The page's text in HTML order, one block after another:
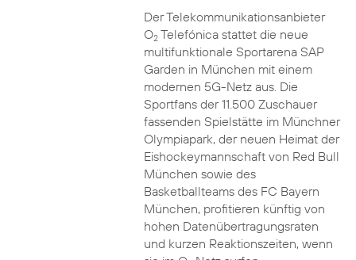
Der Telekommunikationsanbieter
O2Telefónica stattet die neue
multifunktionale Sportarena SAP
Garden in München mit einem
modernen 5G-Netz aus. Die
Sportfans der 11.500 Zuschauer
fassenden Spielstätte im Münchner
Olympiapark, der neuen Heimat der
Eishockeymannschaft von Red Bull
München sowie des
Basketballteams des FC Bayern
München, profitieren künftig von
hohen Datenübertragungsraten
und kurzen Reaktionszeiten, wenn